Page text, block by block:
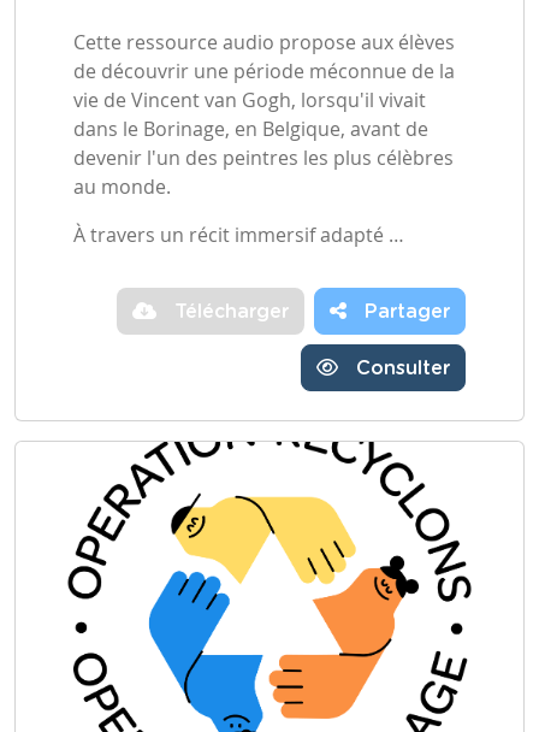
Cette ressource audio propose aux élèves
de découvrir une période méconnue de la
vie de Vincent van Gogh, lorsqu'il vivait
dans le Borinage, en Belgique, avant de
devenir l'un des peintres les plus célèbres
au monde.
À travers un récit immersif adapté …
Télécharger Partager
Consulter